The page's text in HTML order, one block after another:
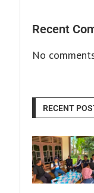
Recent
No
RECENT